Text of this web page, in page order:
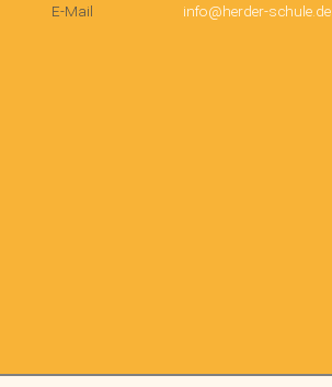
E-Mail
info@herder-schule.de